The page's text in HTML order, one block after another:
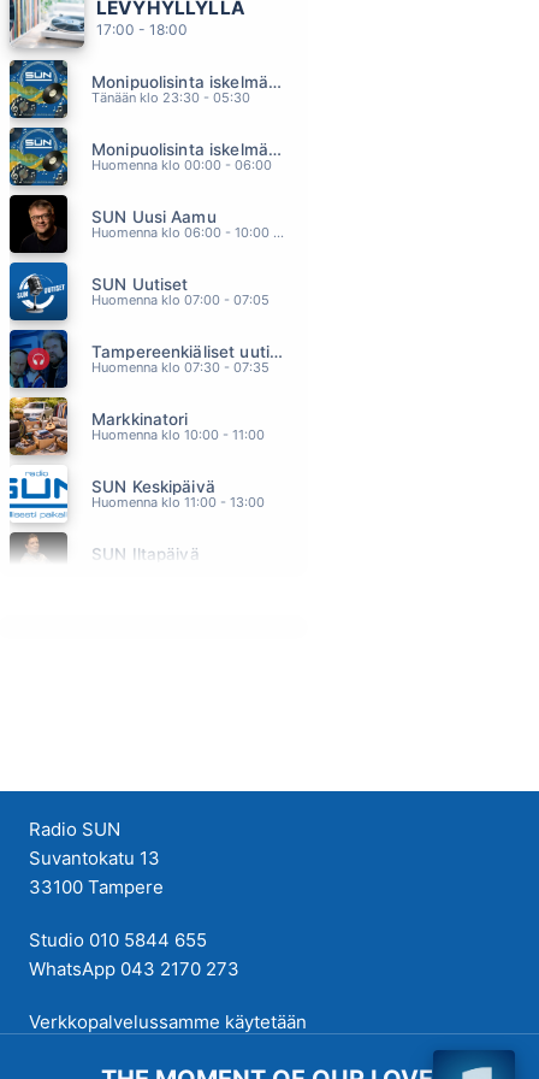
VUOROLLAAN
AARRE
HALUAN SUT
SAMAAN AIKAAN TOISAALLA
JOHNNY & MARY
LEVYHYLLYLLÄ
17:00 - 18:00
Monipuolisinta iskelmää ja parasta poppia
Tänään klo 23:30 - 05:30
Monipuolisinta iskelmää ja parasta poppia
Huomenna klo 00:00 - 06:00
SUN Uusi Aamu
Huomenna klo 06:00 - 10:00 - Studiossa: Kimmo Hoivassilta
SUN Uutiset
Huomenna klo 07:00 - 07:05
Tampereenkiäliset uutiset
Huomenna klo 07:30 - 07:35
Markkinatori
Huomenna klo 10:00 - 11:00
SUN Keskipäivä
Huomenna klo 11:00 - 13:00
SUN Iltapäivä
Radio SUN
Suvantokatu 13
33100 Tampere
Studio 010 5844 655
WhatsApp 043 2170 273
Verkkopalvelussamme käytetään